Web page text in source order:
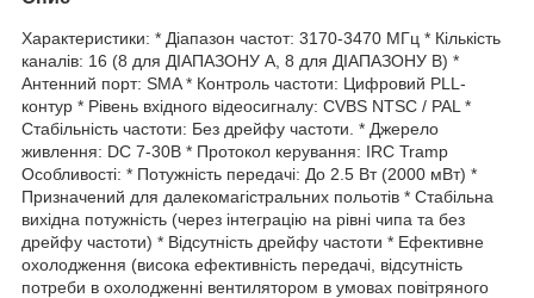
Характеристики: * Діапазон частот: 3170-3470 МГц * Кількість
каналів: 16 (8 для ДІАПАЗОНУ А, 8 для ДІАПАЗОНУ В) *
Антенний порт: SMA * Контроль частоти: Цифровий PLL-
контур * Рівень вхідного відеосигналу: CVBS NTSC / PAL *
Стабільність частоти: Без дрейфу частоти. * Джерело
живлення: DC 7-30В * Протокол керування: IRC Tramp
Особливості: * Потужність передачі: До 2.5 Вт (2000 мВт) *
Призначений для далекомагістральних польотів * Стабільна
вихідна потужність (через інтеграцію на рівні чипа та без
дрейфу частоти) * Відсутність дрейфу частоти * Ефективне
охолодження (висока ефективність передачі, відсутність
потреби в охолодженні вентилятором в умовах повітряного